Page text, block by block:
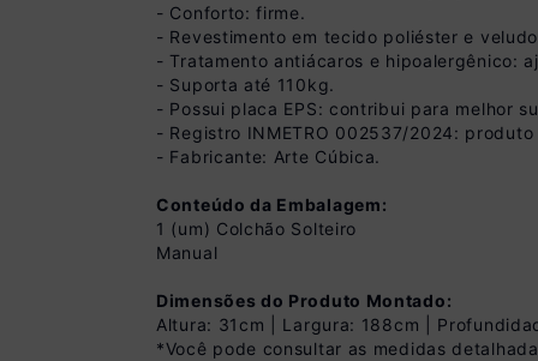
- Conforto: firme.
- Revestimento em tecido poliéster e
- Tratamento antiácaros e hipoalergênico:
- Suporta até 110kg.
- Possui placa EPS: contribui para melhor
- Registro INMETRO 002537/2024:
- Fabricante: Arte Cúbica.
Conteúdo da Embalagem:
1 (um) Colchão Solteiro
Manual
Dimensões do Produto Montado:
Altura: 31cm | Largura: 188cm |
*Você pode consultar as medidas